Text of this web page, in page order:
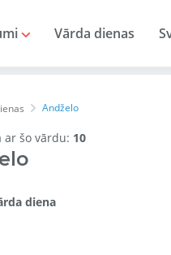
Vārda dienas
Andželo
ar šo vārdu: 10
diena